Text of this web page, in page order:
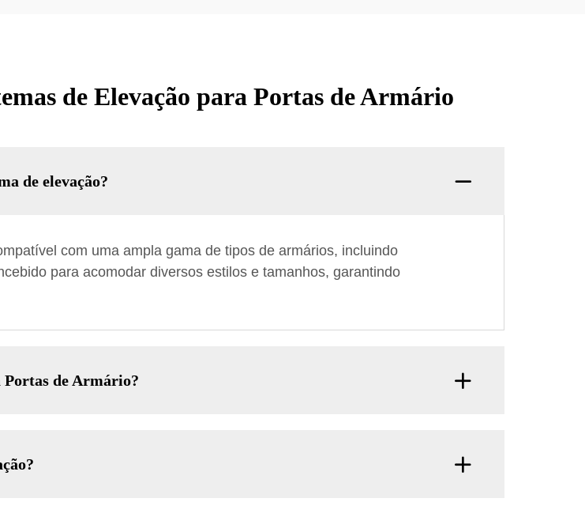
de Elevação para Portas de Armário
de elevação?
com uma ampla gama de tipos de armários, incluindo
para acomodar diversos estilos e tamanhos, garantindo
Portas de Armário?